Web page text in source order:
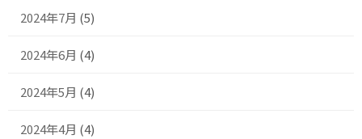
2024年7月 (5)
2024年6月 (4)
2024年5月 (4)
2024年4月 (4)